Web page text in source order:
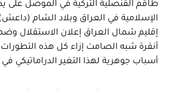
طاقم القنصلية التركية في الموصل على
الإسلامية في العراق وبلاد الشام
إقليم شمال العراق إعلان الاستقلال
أنقرة شبه الصامت إزاء كل هذه
أسباب جوهرية لهذا التغير الدراماتيكي